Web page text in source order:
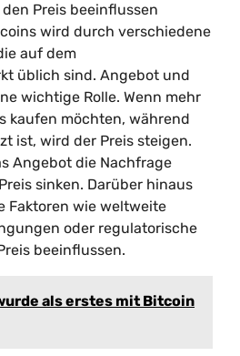
Preis beeinflussen
wird durch verschiedene
auf dem
üblich sind. Angebot und
wichtige Rolle. Wenn mehr
kaufen möchten, während
ist, wird der Preis steigen.
Angebot die Nachfrage
sinken. Darüber hinaus
Faktoren wie weltweite
oder regulatorische
beeinflussen.
als erstes mit Bitcoin